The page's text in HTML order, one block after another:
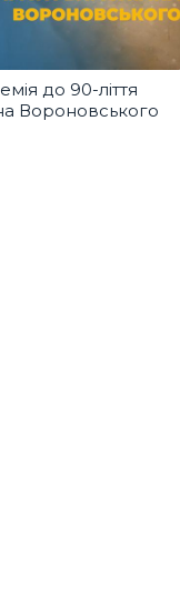
до 90-ліття
Вороновського